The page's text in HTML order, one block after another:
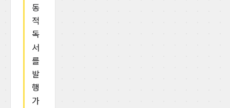
동
적
독
서
를
발
행
가